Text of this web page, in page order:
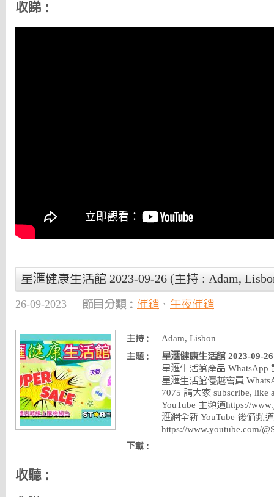
收睇：
星滙健康生活館 2023-09-26 (主持 : Adam,
26-09-2023 節目分類： 催銷 、 午夜催銷
主持： Adam, Lisbon
主題：
星滙健康生活館 2023-09-
星滙生活館產品 WhatsApp
星滙生活館優越會員
7075 請大家 subscribe, like
YouTube 主頻道https://
滙網全新 YouTube 後備頻道
https://www.youtube.com/
下載：
收聽：